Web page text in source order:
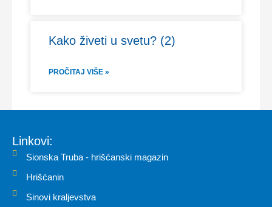
Kako živeti u svetu? (2)
PROČITAJ VIŠE »
Linkovi:
Sionska Truba - hrišćanski magazin
Hrišćanin
Sinovi kraljevstva